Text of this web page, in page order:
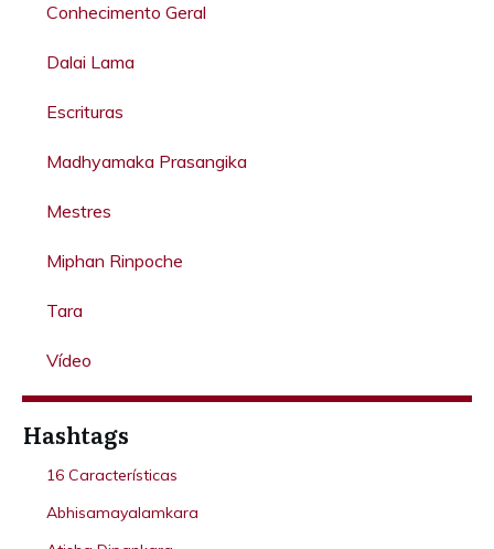
Conhecimento Geral
Dalai Lama
Escrituras
Madhyamaka Prasangika
Mestres
Miphan Rinpoche
Tara
Vídeo
Hashtags
16 Características
Abhisamayalamkara